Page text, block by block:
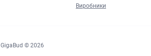
Виробники
GigaBud © 2026